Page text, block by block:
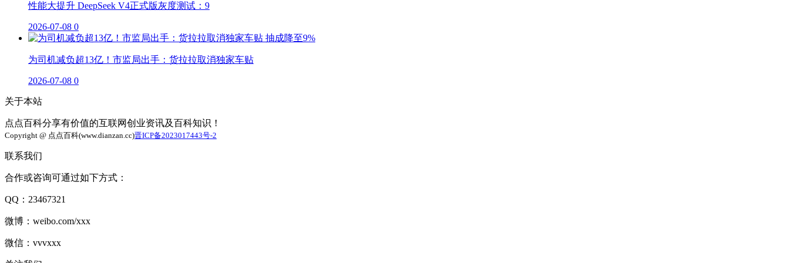
性能大提升 DeepSeek V4正式版灰度测试：9
2026-07-08 0
为司机减负超13亿！市监局出手：货拉拉取消独家车贴
2026-07-08 0
关于本站
点点百科分享有价值的互联网创业资讯及百科知识！
Copyright @ 点点百科(www.dianzan.cc)晋ICP备2023017443号-2
联系我们
合作或咨询可通过如下方式：
QQ：23467321
微博：weibo.com/xxx
微信：vvvxxx